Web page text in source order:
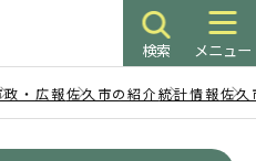
検索 メニュー
政・広報佐久市の紹介統計情報佐久